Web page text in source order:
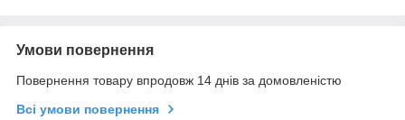
Умови повернення
Повернення товару впродовж 14 днів за домовленістю
Всі умови повернення